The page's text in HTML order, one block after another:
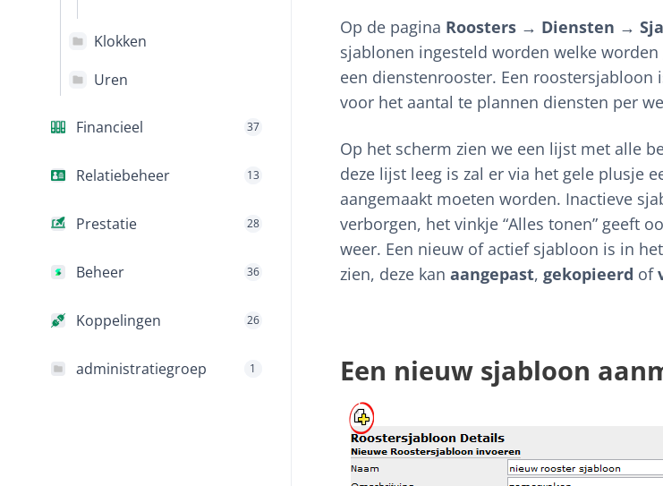
Klokken
Uren
Financieel 37
Relatiebeheer 13
Prestatie 28
Beheer 36
Koppelingen 26
administratiegroep 1
Op de pagina Roosters → Diensten →
sjablonen ingesteld worden welke
een dienstenrooster. Een roostersjabloon
voor het aantal te plannen diensten per
Op het scherm zien we een lijst met alle
deze lijst leeg is zal er via het gele plusje
aangemaakt moeten worden. Inactieve
verborgen, het vinkje “Alles tonen” geeft
weer. Een nieuw of actief sjabloon is in
zien, deze kan aangepast, gekopieerd of
Een nieuw sjabloon